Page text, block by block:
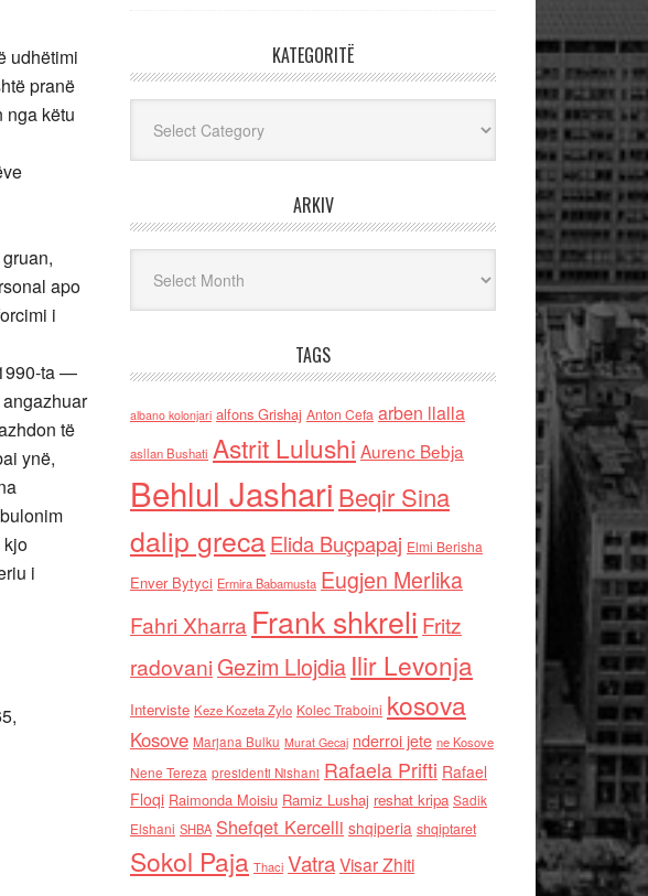
udhëtimi
pranë
nga këtu
apo
i
ta —
të
ynë,
kjo
i
KATEGORITË
ARKIV
TAGS
albano kolonjari alfons Grishaj Anton Cefa arben llalla
asllan Bushati Astrit Lulushi Aurenc Bebja
Behlul Jashari Beqir Sina
dalip grecaElida Buçpapaj Elmi Berisha
Enver Bytyci Ermira Babamusta Eugjen Merlika
Fahri Xharra Frank shkreli Fritz
radovaniGezim Llojdia Ilir Levonja
Interviste Keze Kozeta Zylo Kolec Traboini kosova
Kosove Marjana Bulku Murat Gecaj nderroi jete ne Kosove
Nene Tereza presidenti Nishani Rafaela Prifti Rafael
Floqi Raimonda Moisiu Ramiz Lushaj reshat kripa Sadik
Elshani SHBA Shefqet Kercelli shqiperia shqiptaret
Sokol Paja Thaci VatraVisar Zhiti